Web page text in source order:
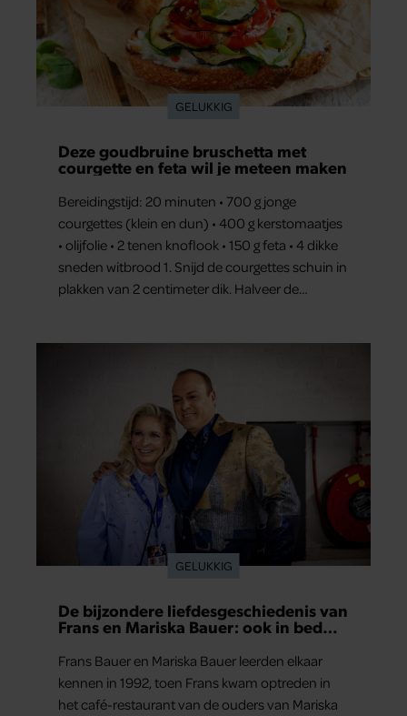
GELUKKIG
Deze goudbruine bruschetta met
courgette en feta wil je meteen maken
Bereidingstijd: 20 minuten • 700 g jonge
courgettes (klein en dun) • 400 g kerstomaatjes
• olijfolie • 2 tenen knoflook • 150 g feta • 4 dikke
sneden witbrood 1. Snijd de courgettes schuin in
plakken van 2 centimeter dik. Halveer de
GELUKKIG
De bijzondere liefdesgeschiedenis van
Frans en Mariska Bauer: ook in bed
Frans Bauer en Mariska Bauer leerden elkaar
kennen in 1992, toen Frans kwam optreden in
het café-restaurant van de ouders van Mariska